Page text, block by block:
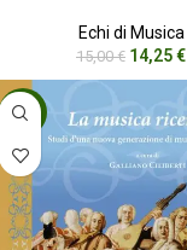
Echi di Musica
15,00€ 14,25€
-5%